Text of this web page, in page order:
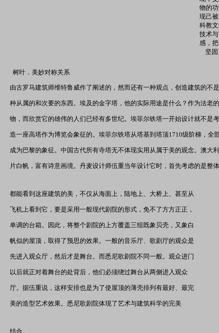
树叶．美妙对称关系
物的
现己
科教
技术
感，
坚固
由古罗马建筑师维特鲁威作了阐述的，然而还有一种观点，创造建筑的不
种从属的和次要的东西。埃及的金字塔，他的实际用途是什么？作为法老
物，而欣赏它的雄伟的人们已经有多世纪。埃菲尔铁塔一开始设计就不是
造一座高塔作为博览会象征的。埃菲尔铁塔从塔基到塔顶1710级阶梯，
成为巴黎的象征。中国古代所有寺塔无不体现实用从属于美的观念。澳大
片白帆，富有诗意画境。丹麦设计师伍重当年设计它时，首先考虑的是整
都能看到这座建筑的美，不仅从海面上，陆地上、大桥上、甚至从
飞机上看到它，要是采用一般现代剧院的形式，免不了方方正正，
单调的台箱。因此，将整个剧院的上方覆盖三组既象贝壳，又象白
帆似的屋顶，取得了预思的效果。一般的音乐厅、歌剧厅的观众是
先进入观众厅，然后才是舞台。而悉尼歌剧院不同一般。观众进门
以后就正对着舞台的处背后，他们必须绕过舞台从两侧进入观众
厅。据伍重说，这样安排也是为了使屋顶的薄壳排列有最好、最完
美的造型艺术效果。悉尼歌剧院体现了艺术与建筑科学的完美
结合。